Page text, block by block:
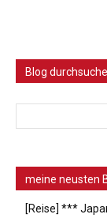
Blog
meine neusten
[Reise] ***